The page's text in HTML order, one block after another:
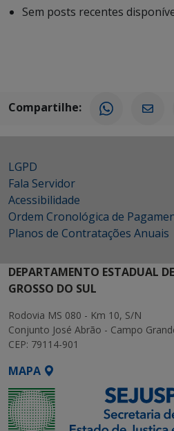
Sem posts recentes
Compartilhe:
LGPD
Fala Servidor
Acessibilidade
Ordem Cronológica de
Planos de Contratações Anuais
DEPARTAMENTO ESTADUAL
GROSSO DO SUL
Rodovia MS 080 - Km 10, S/N
Conjunto José Abrão - Campo
CEP: 79114-901
MAPA